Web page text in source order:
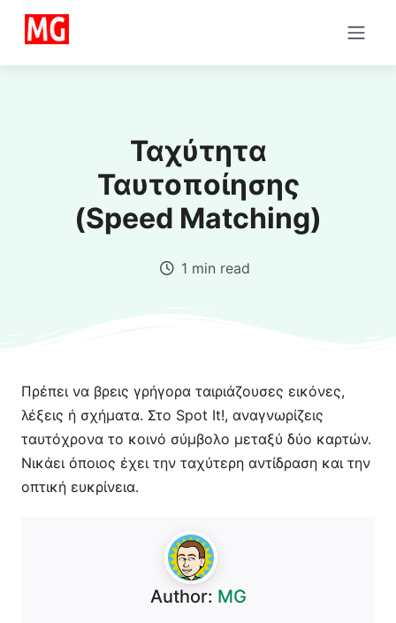
Ταχύτητα
Ταυτοποίησης
(Speed Matching)
1 min read
Πρέπει να βρεις γρήγορα ταιριάζουσες εικόνες,
λέξεις ή σχήματα. Στο Spot It!, αναγνωρίζεις
ταυτόχρονα το κοινό σύμβολο μεταξύ δύο καρτών.
Νικάει όποιος έχει την ταχύτερη αντίδραση και την
οπτική ευκρίνεια.
Author: MG